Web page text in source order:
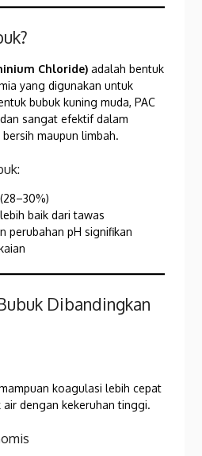
Chloride) adalah bentuk
yang digunakan untuk
bubuk kuning muda, PAC
sangat efektif dalam
maupun limbah.
baik dari tawas
perubahan pH signifikan
Dibandingkan
koagulasi lebih cepat
dengan kekeruhan tinggi.